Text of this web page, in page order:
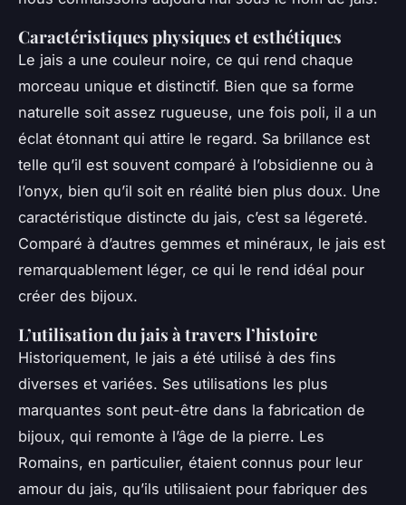
Caractéristiques physiques et esthétiques
Le jais a une couleur noire, ce qui rend chaque
morceau unique et distinctif. Bien que sa forme
naturelle soit assez rugueuse, une fois poli, il a un
éclat étonnant qui attire le regard. Sa brillance est
telle qu’il est souvent comparé à l’obsidienne ou à
l’onyx, bien qu’il soit en réalité bien plus doux. Une
caractéristique distincte du jais, c’est sa légereté.
Comparé à d’autres gemmes et minéraux, le jais est
remarquablement léger, ce qui le rend idéal pour
créer des bijoux.
L’utilisation du jais à travers l’histoire
Historiquement, le jais a été utilisé à des fins
diverses et variées. Ses utilisations les plus
marquantes sont peut-être dans la fabrication de
bijoux, qui remonte à l’âge de la pierre. Les
Romains, en particulier, étaient connus pour leur
amour du jais, qu’ils utilisaient pour fabriquer des